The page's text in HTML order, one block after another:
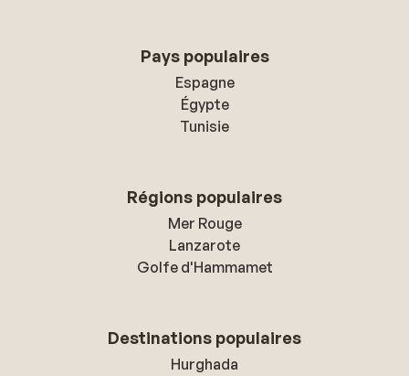
Pays populaires
Espagne
Égypte
Tunisie
Régions populaires
Mer Rouge
Lanzarote
Golfe d'Hammamet
Destinations populaires
Hurghada